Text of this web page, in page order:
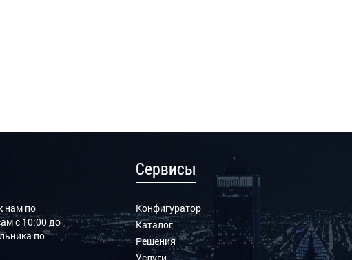
нам по
с 10:00 до
по
Сервисы
Конфигуратор
Каталог
Решения